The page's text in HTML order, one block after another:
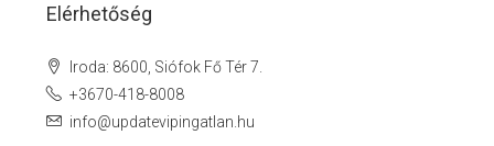
Elérhetőség
Iroda: 8600, Siófok Fő Tér 7.
+3670-418-8008
info@updatevipingatlan.hu